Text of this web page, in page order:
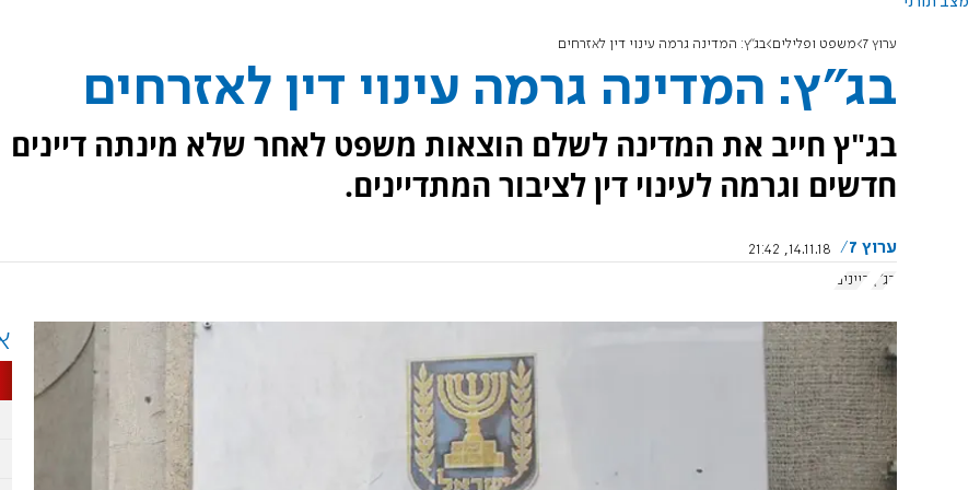
ערוץ 7 משפט ופלילים בג"ץ: המדינה גרמה עינוי דין לאזרחים
בג"ץ: המדינה גרמה עינוי דין לאזרחים
בג"ץ חייב את המדינה לשלם הוצאות משפט לאחר שלא מינתה דיינים
חדשים וגרמה לעינוי דין לציבור המתדיינים.
ערוץ 7
14.11.18, 21:42
בג"ץ דיינים